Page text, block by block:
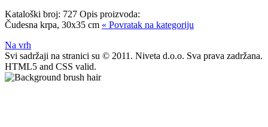
Kataloški broj: 727 Opis proizvoda:
Čudesna krpa, 30x35 cm « Povratak na kategoriju
Na vrh
Svi sadržaji na stranici su © 2011. Niveta d.o.o. Sva prava zadržana.
HTML5 and CSS valid.